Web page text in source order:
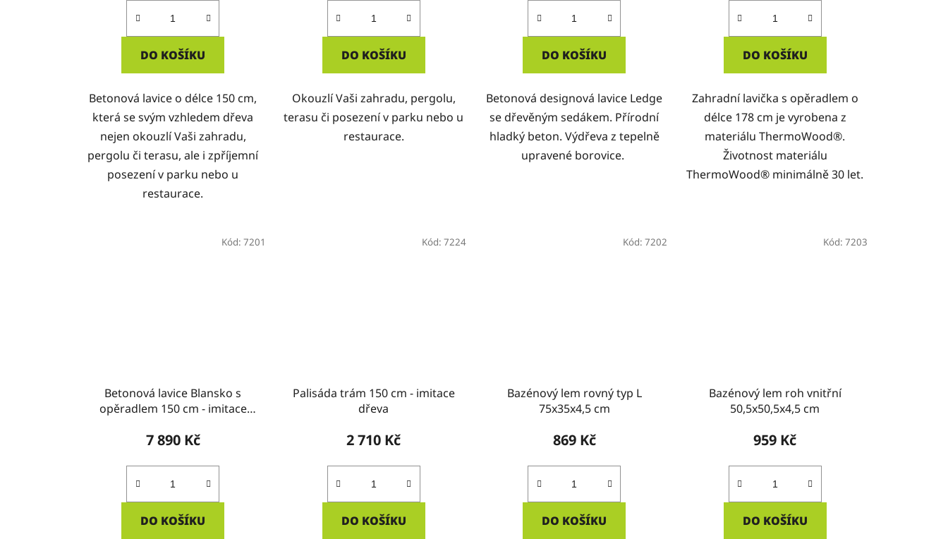
DO KOŠÍKU
Betonová lavice o délce 150 cm,
která se svým vzhledem dřeva
nejen okouzlí Vaši zahradu,
pergolu či terasu, ale i zpříjemní
posezení v parku nebo u
restaurace.
DO KOŠÍKU
Okouzlí Vaši zahradu, pergolu,
terasu či posezení v parku nebo u
restaurace.
DO KOŠÍKU
Betonová designová lavice Ledge
se dřevěným sedákem. Přírodní
hladký beton. Výdřeva z tepelně
upravené borovice.
DO KOŠÍKU
Zahradní lavička s opěradlem o
délce 178 cm je vyrobena z
materiálu ThermoWood®.
Životnost materiálu
ThermoWood® minimálně 30 let.
Betonová lavice Blansko s
opěradlem 150 cm - imitace
7 890 Kč
DO KOŠÍKU
Kód: 7201
Palisáda trám 150 cm - imitace
dřeva
2 710 Kč
DO KOŠÍKU
Kód: 7224
Bazénový lem rovný typ L
75x35x4,5 cm
869 Kč
DO KOŠÍKU
Kód: 7202
Bazénový lem roh vnitřní
50,5x50,5x4,5 cm
959 Kč
DO KOŠÍKU
Kód: 7203